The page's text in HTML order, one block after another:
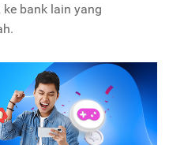
ke bank lain yang